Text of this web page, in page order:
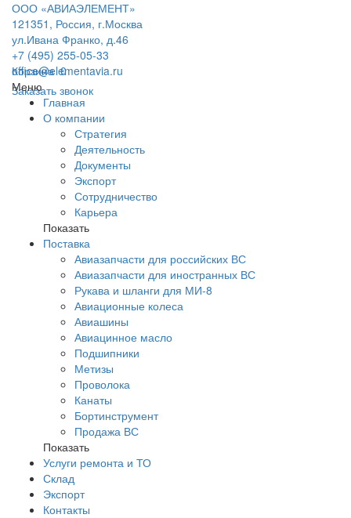
ООО «АВИАЭЛЕМЕНТ»
121351, Россия, г.Москва
ул.Ивана Франко, д.46
+7 (495) 255-05-33
office@elementavia.ru
Заказать звонок
Корзина0
Меню
Главная
О компании
Стратегия
Деятельность
Документы
Экспорт
Сотрудничество
Карьера
Показать
Поставка
Авиазапчасти для российских ВС
Авиазапчасти для иностранных ВС
Рукава и шланги для МИ-8
Авиационные колеса
Авиашины
Авиацинное масло
Подшипники
Метизы
Проволока
Канаты
Бортинструмент
Продажа ВС
Показать
Услуги ремонта и ТО
Склад
Экспорт
Контакты